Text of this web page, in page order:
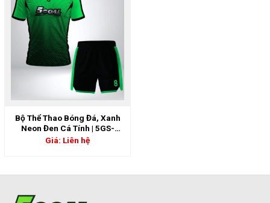
Bộ Thể Thao Bóng Đá, Xanh
Neon Đen Cá Tính | 5GS-
06888
Giá: Liên hệ